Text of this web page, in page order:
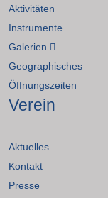
Aktivitäten
Instrumente
Galerien
Geographisches
Öffnungszeiten
Verein
Aktuelles
Kontakt
Presse